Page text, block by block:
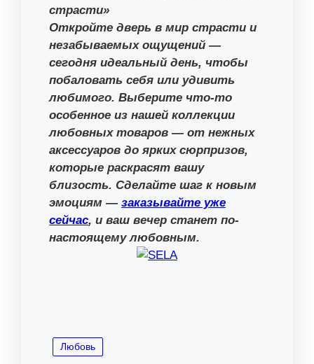
страсти»
Откройте дверь в мир страсти и
незабываемых ощущений —
сегодня идеальный день, чтобы
побаловать себя или удивить
любимого. Выберите что-то
особенное из нашей коллекции
любовных товаров — от нежных
аксессуаров до ярких сюрпризов,
которые раскрасят вашу
близость. Сделайте шаг к новым
эмоциям — заказывайте уже
сейчас, и ваш вечер станет по-
настоящему любовным.
Любовь